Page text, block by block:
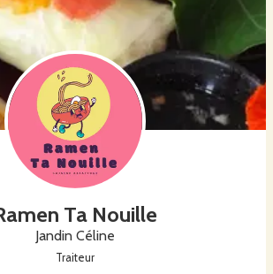
Ta Nouille
Jandin Céline
Traiteur